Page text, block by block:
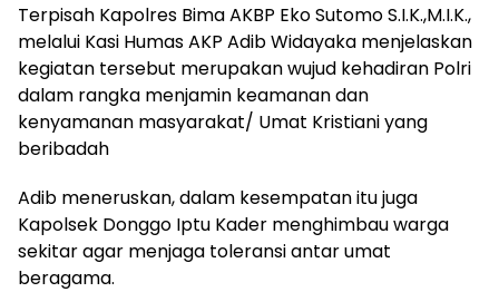
Terpisah Kapolres Bima AKBP Eko Sutomo S.I.K.,M.I.K.,
melalui Kasi Humas AKP Adib Widayaka menjelaskan
kegiatan tersebut merupakan wujud kehadiran Polri
dalam rangka menjamin keamanan dan
kenyamanan masyarakat/ Umat Kristiani yang
beribadah
Adib meneruskan, dalam kesempatan itu juga
Kapolsek Donggo Iptu Kader menghimbau warga
sekitar agar menjaga toleransi antar umat
beragama.